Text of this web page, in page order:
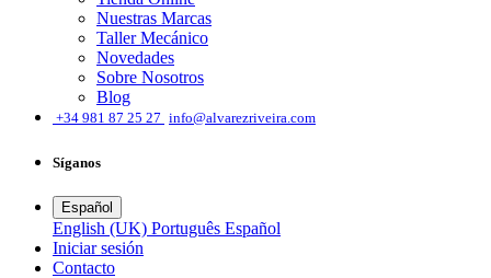
Nuestras Marcas
Taller Mecánico
Novedades
Sobre Nosotros
Blog
+34 981 87 25 27 info@alvarezriveira.com
Síganos
Español
English (UK) Português Español
Iniciar sesión
​Contacto